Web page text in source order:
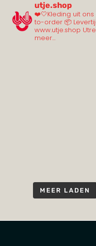
utje.shop
❤️🤍Kleding uit
to-order 📦
www.utje.shop
meer…
MEER LADEN